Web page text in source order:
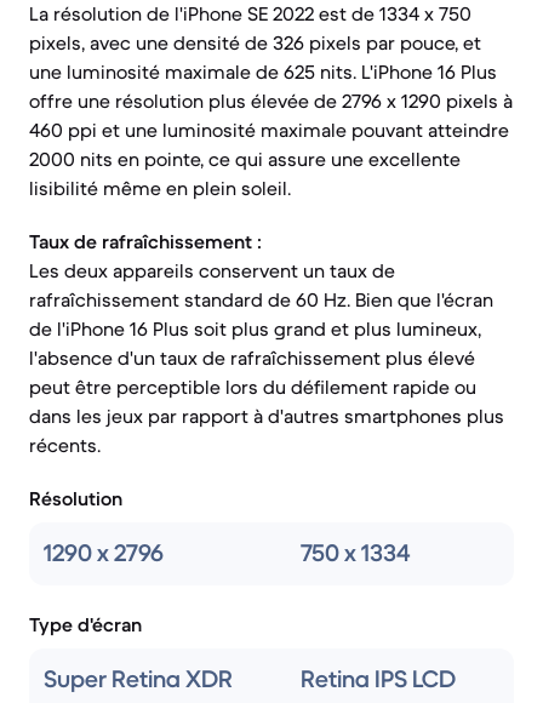
La résolution de l'iPhone SE 2022 est de 1334 x 750
pixels, avec une densité de 326 pixels par pouce, et
une luminosité maximale de 625 nits. L'iPhone 16 Plus
offre une résolution plus élevée de 2796 x 1290 pixels à
460 ppi et une luminosité maximale pouvant atteindre
2000 nits en pointe, ce qui assure une excellente
lisibilité même en plein soleil.
Taux de rafraîchissement :
Les deux appareils conservent un taux de
rafraîchissement standard de 60 Hz. Bien que l'écran
de l'iPhone 16 Plus soit plus grand et plus lumineux,
l'absence d'un taux de rafraîchissement plus élevé
peut être perceptible lors du défilement rapide ou
dans les jeux par rapport à d'autres smartphones plus
récents.
Résolution
1290 x 2796 750 x 1334
Type d'écran
Super Retina XDR
Retina IPS LCD